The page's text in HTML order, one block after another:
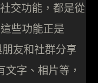
交功能，都是從
些功能正是
友和社群分享
字、相片等，